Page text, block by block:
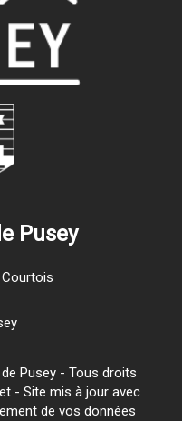
Pusey
Pusey - Tous droits
- Site mis à jour avec
de vos données